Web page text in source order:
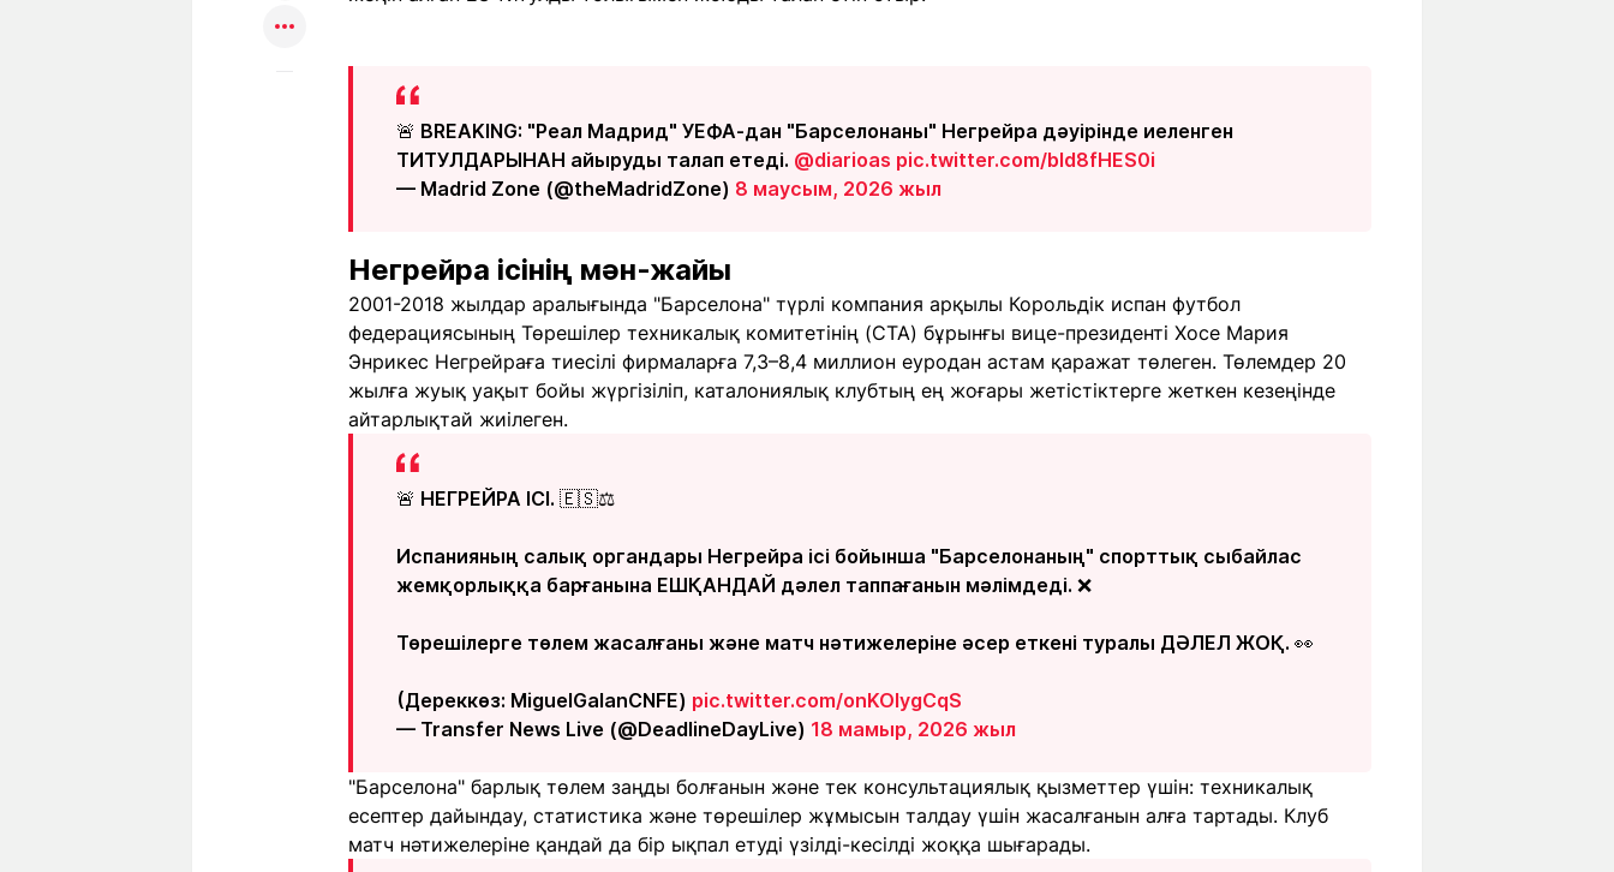
🚨 BREAKING: "Реал Мадрид" УЕФА-дан "Барселонаны" Негрейра дәуірінде иеленген
ТИТУЛДАРЫНАН айыруды талап етеді. @diarioas pic.twitter.com/bId8fHES0i
— Madrid Zone (@theMadridZone) 8 маусым, 2026 жыл
Негрейра ісінің мән-жайы
2001-2018 жылдар аралығында "Барселона" түрлі компания арқылы Корольдік испан футбол
федерациясының Төрешілер техникалық комитетінің (CTA) бұрынғы вице-президенті Хосе Мария
Энрикес Негрейраға тиесілі фирмаларға 7,3–8,4 миллион еуродан астам қаражат төлеген. Төлемдер 20
жылға жуық уақыт бойы жүргізіліп, каталониялық клубтың ең жоғары жетістіктерге жеткен кезеңінде
айтарлықтай жиілеген.
🚨 НЕГРЕЙРА ІСІ. 🇪🇸⚖️
Испанияның салық органдары Негрейра ісі бойынша "Барселонаның" спорттық сыбайлас
жемқорлыққа барғанына ЕШҚАНДАЙ дәлел таппағанын мәлімдеді. ❌
Төрешілерге төлем жасалғаны және матч нәтижелеріне әсер еткені туралы ДӘЛЕЛ ЖОҚ. 👀
(Дереккөз: MiguelGalanCNFE) pic.twitter.com/onKOlygCqS
— Transfer News Live (@DeadlineDayLive) 18 мамыр, 2026 жыл
"Барселона" барлық төлем заңды болғанын және тек консультациялық қызметтер үшін: техникалық
есептер дайындау, статистика және төрешілер жұмысын талдау үшін жасалғанын алға тартады. Клуб
матч нәтижелеріне қандай да бір ықпал етуді үзілді-кесілді жоққа шығарады.